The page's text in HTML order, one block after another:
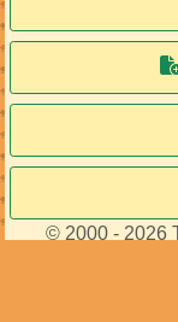
© 2000 - 2026